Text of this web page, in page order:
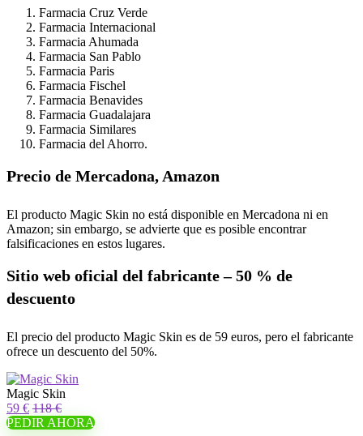
Farmacia Cruz Verde
Farmacia Internacional
Farmacia Ahumada
Farmacia San Pablo
Farmacia Paris
Farmacia Fischel
Farmacia Benavides
Farmacia Guadalajara
Farmacia Similares
Farmacia del Ahorro.
Precio de Mercadona, Amazon
El producto Magic Skin no está disponible en Mercadona ni en
Amazon; sin embargo, se advierte que es posible encontrar
falsificaciones en estos lugares.
Sitio web oficial del fabricante – 50 % de
descuento
El precio del producto Magic Skin es de 59 euros, pero el fabricante
ofrece un descuento del 50%.
Magic Skin
59 € 118 €
PEDIR AHORA